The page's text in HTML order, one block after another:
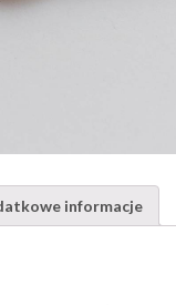
informacje